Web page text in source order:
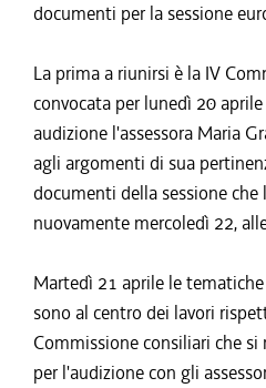
documenti per la sessione
La prima a riunirsi è la IV
convocata per lunedì 20
audizione l'assessora Maria
agli argomenti di sua
documenti della sessione
nuovamente mercoledì 22,
Martedì 21 aprile le
sono al centro dei lavori
Commissione consiliari che
per l'audizione con gli